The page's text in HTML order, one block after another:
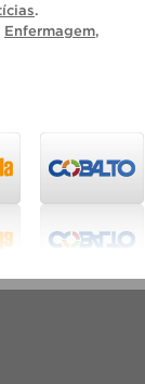
.
Enfermagem,